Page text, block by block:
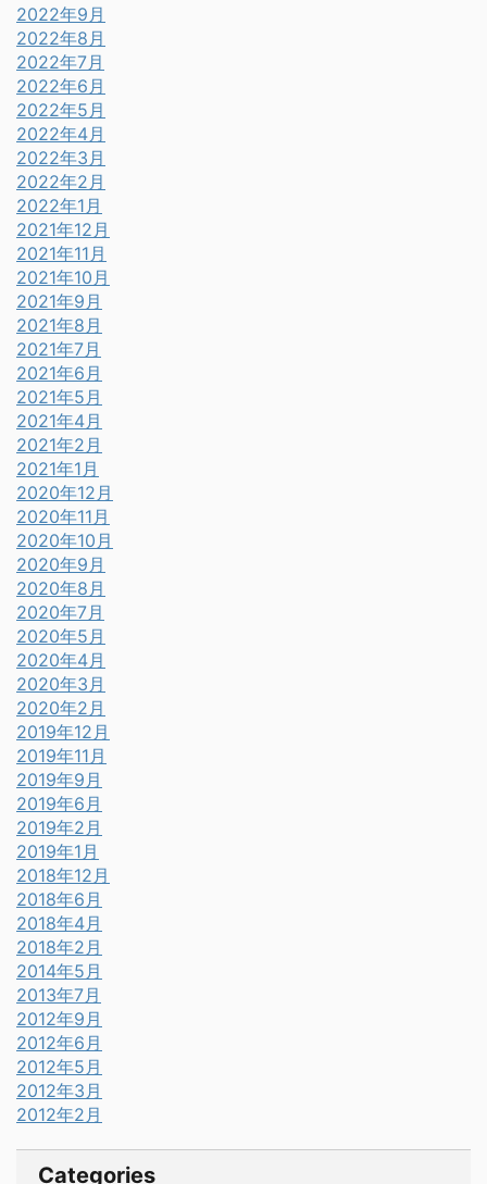
2022年9月
2022年8月
2022年7月
2022年6月
2022年5月
2022年4月
2022年3月
2022年2月
2022年1月
2021年12月
2021年11月
2021年10月
2021年9月
2021年8月
2021年7月
2021年6月
2021年5月
2021年4月
2021年2月
2021年1月
2020年12月
2020年11月
2020年10月
2020年9月
2020年8月
2020年7月
2020年5月
2020年4月
2020年3月
2020年2月
2019年12月
2019年11月
2019年9月
2019年6月
2019年2月
2019年1月
2018年12月
2018年6月
2018年4月
2018年2月
2014年5月
2013年7月
2012年9月
2012年6月
2012年5月
2012年3月
2012年2月
Categories